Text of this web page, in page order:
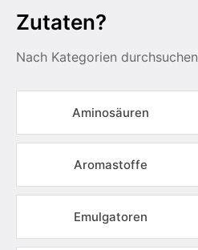
Zutaten?
Nach Kategorien durchsuchen
Aminosäuren
Aromastoffe
Emulgatoren